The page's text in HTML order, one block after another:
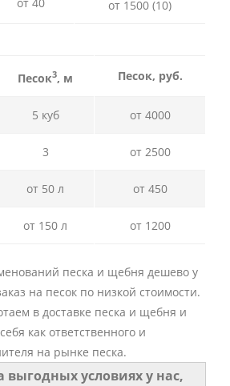
от 40 от 1500 (10)
Песок3, м Песок, руб.
5 куб от 4000
3 от 2500
от 50 л от 450
от 150 л от 1200
песка и щебня дешево у
на песок по низкой стоимости.
в доставке песка и щебня и
как ответственного и
на рынке песка.
выгодных условиях у нас,